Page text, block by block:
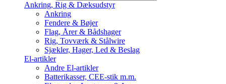
Ankring, Rig & Dæksudstyr
Ankring
Fendere & Bøjer
Flag, Årer & Bådshager
Rig, Tovværk & Stålwire
Sjækler, Hager, Led & Beslag
El-artikler
Andre El-artikler
Batterikasser, CEE-stik m.m.